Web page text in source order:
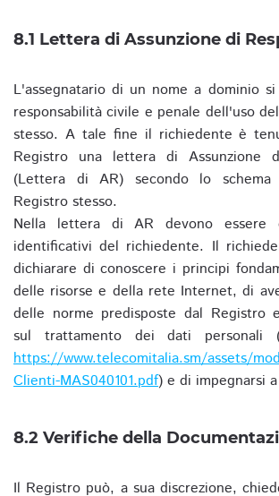
8.1 Lettera di Assunzione di
L'assegnatario di un nome a dominio
responsabilità civile e penale dell'uso
stesso. A tale fine il richiedente è
Registro una lettera di Assunzione
(Lettera di AR) secondo lo schema
Registro stesso.
Nella lettera di AR devono essere
identificativi del richiedente. Il
dichiarare di conoscere i principi
delle risorse e della rete Internet, di
delle norme predisposte dal Registro
sul trattamento dei dati personali
https://www.telecomitalia.sm/assets/
Clienti-MAS040101.pdf) e di impegnarsi
8.2 Verifiche della
Il Registro può, a sua discrezione,